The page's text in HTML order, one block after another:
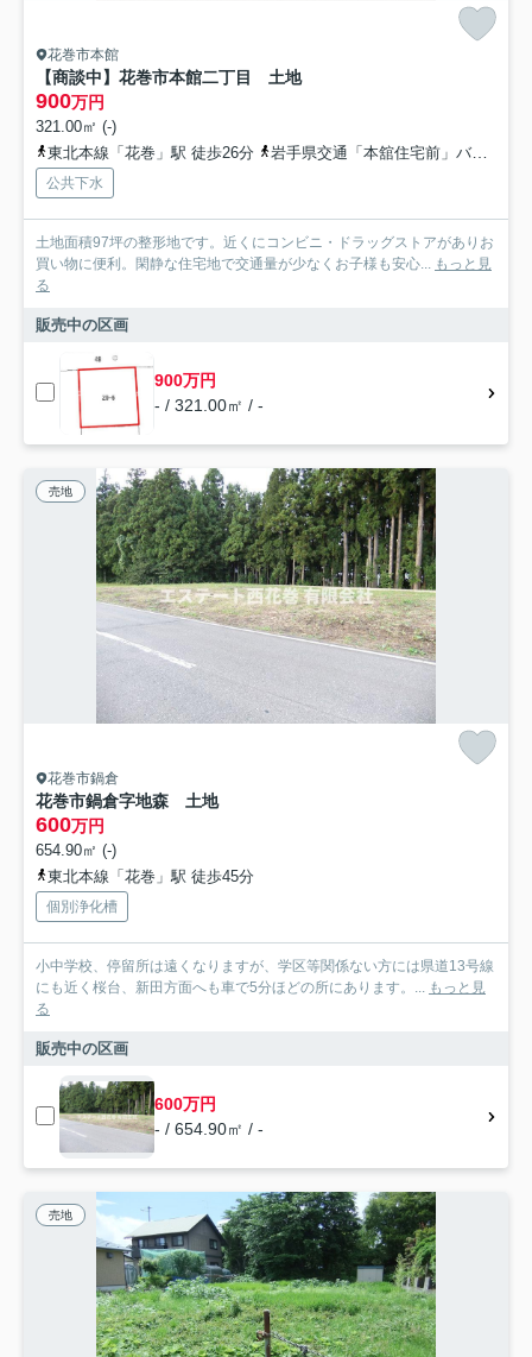
花巻市本館
【商談中】花巻市本館二丁目 土地
900万円
321.00㎡ (-)
東北本線「花巻」駅 徒歩26分
岩手県交通「本舘住宅前」バス停下車 徒歩2分
公共下水
土地面積97坪の整形地です。近くにコンビニ・ドラッグストアがありお
買い物に便利。閑静な住宅地で交通量が少なくお子様も安心...
もっと見
る
販売中の区画
900万円
- / 321.00㎡ / -
売地
花巻市鍋倉
花巻市鍋倉字地森 土地
600万円
654.90㎡ (-)
東北本線「花巻」駅 徒歩45分
個別浄化槽
小中学校、停留所は遠くなりますが、学区等関係ない方には県道13号線
にも近く桜台、新田方面へも車で5分ほどの所にあります。... もっと見
る
販売中の区画
600万円
- / 654.90㎡ / -
売地